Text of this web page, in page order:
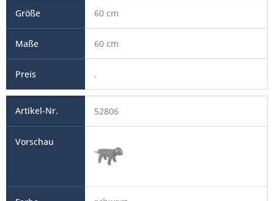
60 cm
60 cm
.
52806